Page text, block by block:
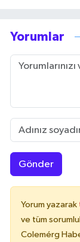
Yorumlar
Gönder
Yorum yazarak
ve tüm
Colemérg